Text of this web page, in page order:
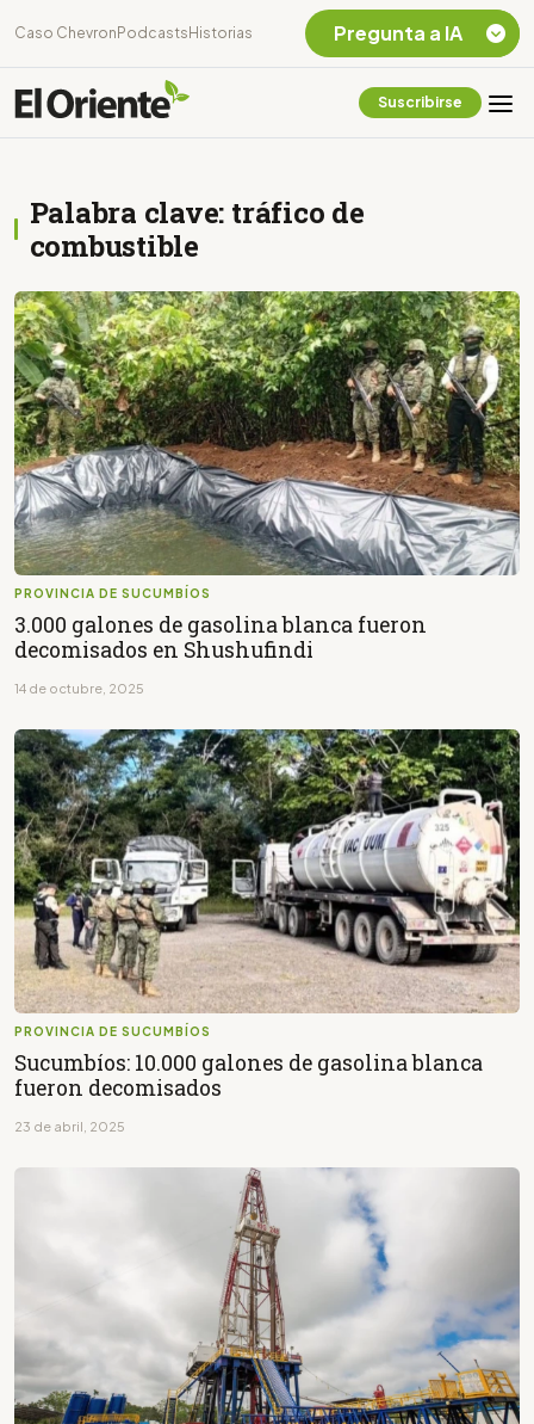
Caso Chevron Podcasts Historias
Suscribirse
Palabra clave: tráfico de
combustible
PROVINCIA DE SUCUMBÍOS
3.000 galones de gasolina blanca fueron
decomisados en Shushufindi
14 de octubre, 2025
PROVINCIA DE SUCUMBÍOS
Sucumbíos: 10.000 galones de gasolina blanca
fueron decomisados
23 de abril, 2025
Pregunta a IA
Listar destinos
¿En que consiste la
tasa minera que rige en
Ecuador?